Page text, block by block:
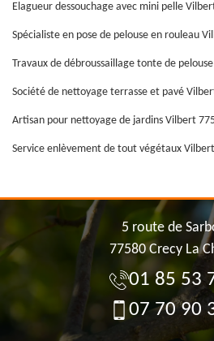
Elagueur dessouchage avec mini pelle
Spécialiste en pose de pelouse en rouleau
Travaux de débroussaillage tonte de
Société de nettoyage terrasse et pavé
Artisan pour nettoyage de jardins Vilbert
Service enlèvement de tout végétaux
5 route de
77580 Crecy La
01 85 53
07 70 90